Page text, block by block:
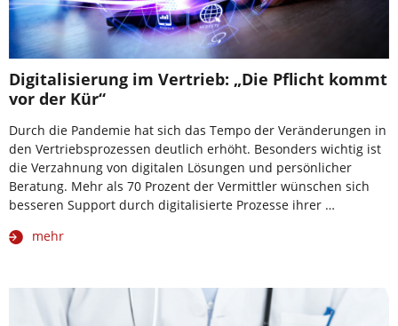
Digitalisierung im Vertrieb: „Die Pflicht kommt
vor der Kür“
Durch die Pandemie hat sich das Tempo der Veränderungen in
den Vertriebsprozessen deutlich erhöht. Besonders wichtig ist
die Verzahnung von digitalen Lösungen und persönlicher
Beratung. Mehr als 70 Prozent der Vermittler wünschen sich
besseren Support durch digitalisierte Prozesse ihrer …
mehr